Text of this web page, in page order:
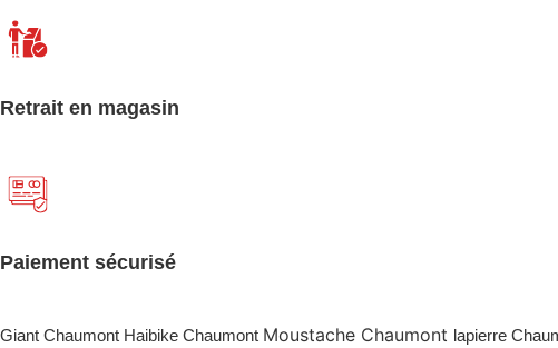
Retrait en magasin
Paiement sécurisé
Giant Chaumont Haibike Chaumont Moustache Chaumont lapierre